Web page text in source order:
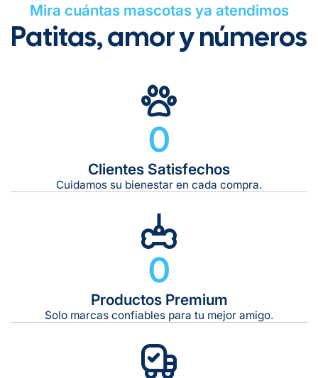
Mira cuántas mascotas ya atendimos
Patitas, amor y números
0
Clientes Satisfechos
Cuidamos su bienestar en cada compra.
0
Productos Premium
Solo marcas confiables para tu mejor amigo.